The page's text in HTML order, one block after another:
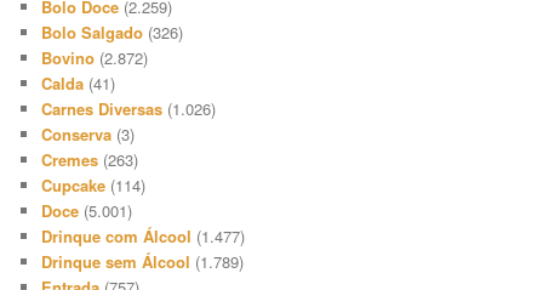
Bolo Doce (2.259)
Bolo Salgado (326)
Bovino (2.872)
Calda (41)
Carnes Diversas (1.026)
Conserva (3)
Cremes (263)
Cupcake (114)
Doce (5.001)
Drinque com Álcool (1.477)
Drinque sem Álcool (1.789)